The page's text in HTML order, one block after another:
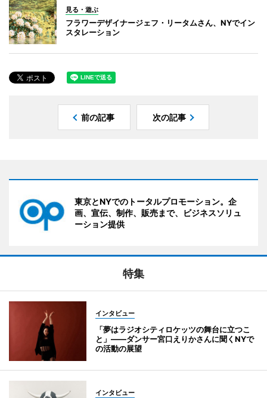
見る・遊ぶ
フラワーデザイナージェフ・リータムさん、NYでイン
スタレーション
前の記事 次の記事
東京とNYでのトータルプロモーション。企
画、宣伝、制作、販売まで、ビジネスソリュ
ーション提供
特集
インタビュー
「夢はラジオシティロケッツの舞台に立つこ
と」――ダンサー宮口えりかさんに聞くNYで
の活動の展望
インタビュー